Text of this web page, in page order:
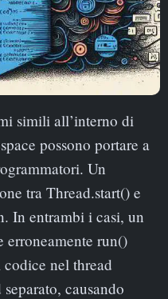
possono portare a
Un
tra Thread.start() e
In entrambi i casi, un
erroneamente run()
nel thread
causando